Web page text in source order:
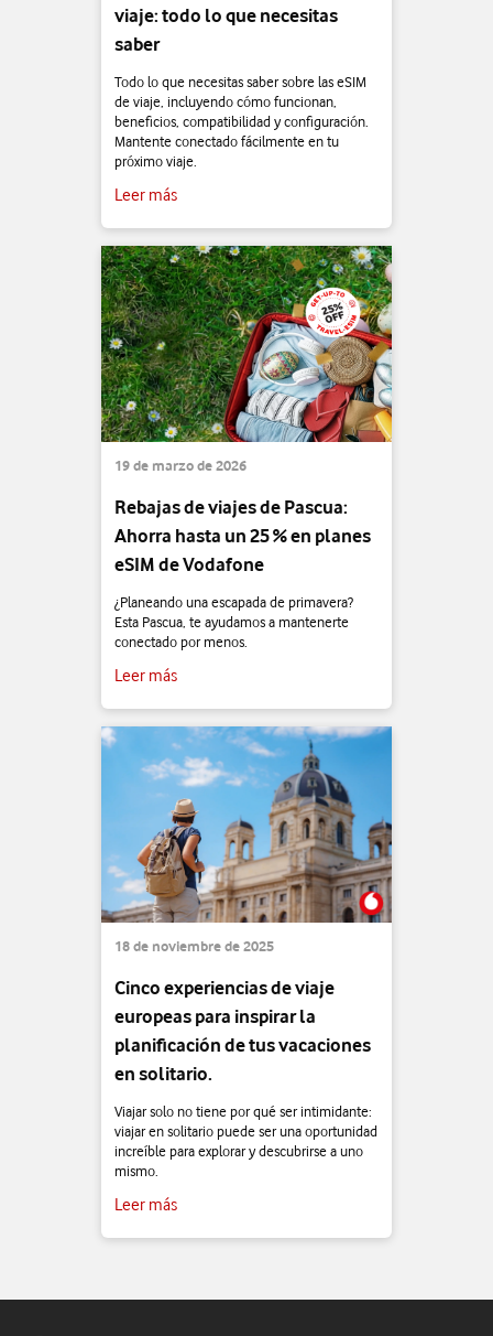
viaje: todo lo que necesitas
saber
Todo lo que necesitas saber sobre las eSIM
de viaje, incluyendo cómo funcionan,
beneficios, compatibilidad y configuración.
Mantente conectado fácilmente en tu
próximo viaje.
Leer más
19 de marzo de 2026
Rebajas de viajes de Pascua:
Ahorra hasta un 25 % en planes
eSIM de Vodafone
¿Planeando una escapada de primavera?
Esta Pascua, te ayudamos a mantenerte
conectado por menos.
Leer más
18 de noviembre de 2025
Cinco experiencias de viaje
europeas para inspirar la
planificación de tus vacaciones
en solitario.
Viajar solo no tiene por qué ser intimidante:
viajar en solitario puede ser una oportunidad
increíble para explorar y descubrirse a uno
mismo.
Leer más